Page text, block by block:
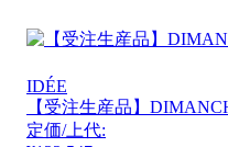
IDÉE
【受注生産品】
定価/上代: